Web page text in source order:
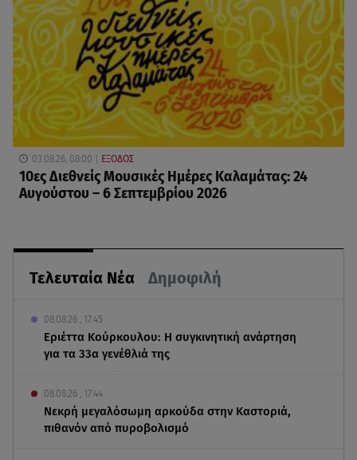
Τελευταία Νέα Δημοφιλή
08.08.26 , 17:45
Εριέττα Κούρκουλου: Η συγκινητική ανάρτηση
για τα 33α γενέθλιά της
08.08.26 , 17:44
Νεκρή μεγαλόσωμη αρκούδα στην Καστοριά,
πιθανόν από πυροβολισμό
03.08.26, 08:00 ΕΞΟΔΟΣ
10ες Διεθνείς Μουσικές Ημέρες Καλαμάτας: 24
Αυγούστου – 6 Σεπτεμβρίου 2026